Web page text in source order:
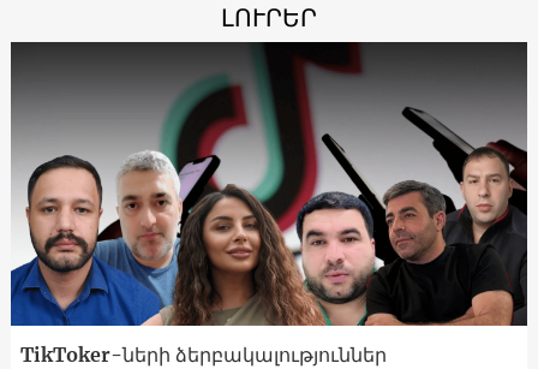
ԼՈՒՐԵՐ
TikToker-ների ձերբակալություններ